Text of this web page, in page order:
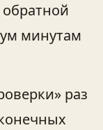
минутам
раз